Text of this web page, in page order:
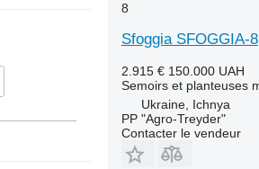
8
Sfoggia SFOGGIA-8
2.915 € 150.000 UAH
Semoirs et planteuses
Ukraine, Ichnya
PP "Agro-Treyder"
Contacter le vendeur